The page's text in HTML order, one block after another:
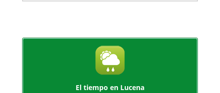
El tiempo en Lucena